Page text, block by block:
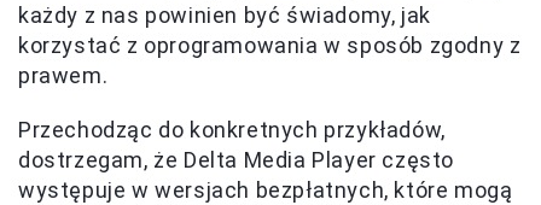
każdy z nas powinien być świadomy, jak
korzystać z oprogramowania w sposób zgodny z
prawem.
Przechodząc do konkretnych przykładów,
dostrzegam, że Delta Media Player często
występuje w wersjach bezpłatnych, które mogą